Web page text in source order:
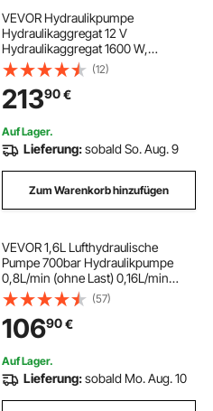
VEVOR Hydraulikpumpe
Hydraulikaggregat 12 V
Hydraulikaggregat 1600 W,
Doppelwirkende Hydraulikpumpe
Hydraulic Power Pack, 3,75 Gal
Tank Hand Pump
Hydraulikaggregat, für Aufzüge,
Gabelstapler usw.
(12)
21390€
Auf Lager.
Lieferung:sobald So. Aug. 9
Zum Warenkorb hinzufügen
VEVOR 1,6L Lufthydraulische
Pumpe 700bar Hydraulikpumpe
0,8L/min (ohne Last) 0,16L/min
(Belastung) Hydraulische
Fußpumpe mit 2m Schlauch Luft
Fußpumpe Fußbestätig inkl.
Lufteinlass-Adapter PTFE-Band
(57)
10690€
Auf Lager.
Lieferung:sobald Mo. Aug. 10